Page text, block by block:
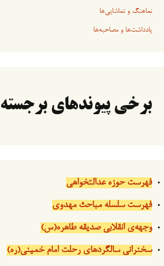
نماهنگ و تماشایی‌ها
یادداشت‌ها و مصاحبه‌ها
برخی پیوندهای برجسته
فهرست حوزه عدالتخواهی
فهرست سلسله مباحث مهدوی
وجهه‌ی انقلابی صدیقه طاهره(س)
سخنرانی سالگردهای رحلت امام خمینی(ره)